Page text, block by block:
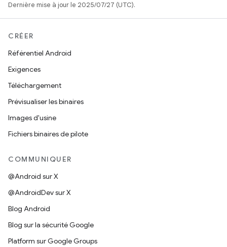
Dernière mise à jour le 2025/07/27 (UTC).
CRÉER
Référentiel Android
Exigences
Téléchargement
Prévisualiser les binaires
Images d'usine
Fichiers binaires de pilote
COMMUNIQUER
@Android sur X
@AndroidDev sur X
Blog Android
Blog sur la sécurité Google
Platform sur Google Groups